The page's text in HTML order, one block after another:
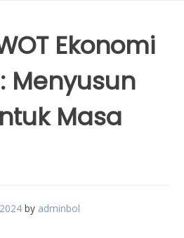
Ekonomi
Menyusun
Masa
by adminbol